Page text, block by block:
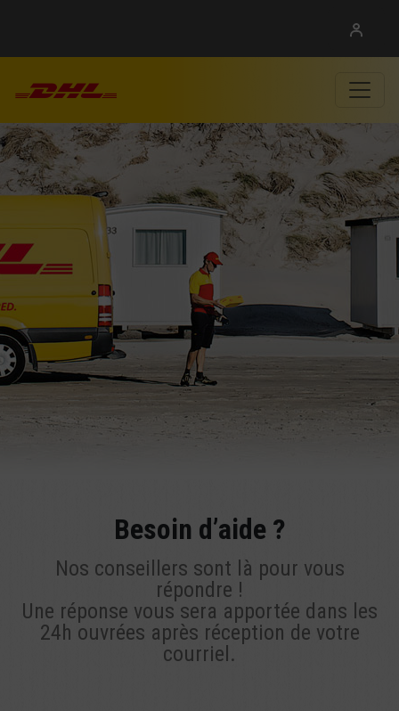
Besoin d’aide ?
Nos conseillers sont là pour vous
répondre !
Une réponse vous sera apportée dans les
24h ouvrées après réception de votre
courriel.